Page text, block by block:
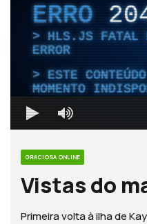
ERRO
HLS.JS FATAL
ERROR
ESTE
MOMENTO
GRACIOSA ONLINE
Vistas do
Primeira volta à ilha de